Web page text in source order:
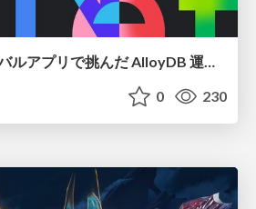
0 230